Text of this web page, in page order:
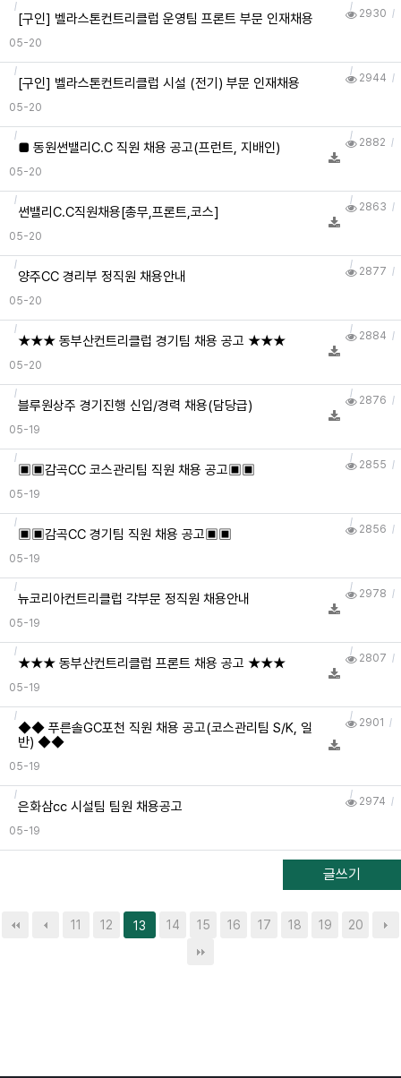
[구인] 벨라스톤컨트리클럽 운영팀 프론트 부문 인재채용
05-20
2930
[구인] 벨라스톤컨트리클럽 시설 (전기) 부문 인재채용
05-20
2944
■ 동원썬밸리C.C 직원 채용 공고(프런트, 지배인)
05-20
2882
썬밸리C.C직원채용[총무,프론트,코스]
05-20
2863
양주CC 경리부 정직원 채용안내
05-20
2877
★★★ 동부산컨트리클럽 경기팀 채용 공고 ★★★
05-20
2884
블루원상주 경기진행 신입/경력 채용(담당급)
05-19
2876
▣▣감곡CC 코스관리팀 직원 채용 공고▣▣
05-19
2855
▣▣감곡CC 경기팀 직원 채용 공고▣▣
05-19
2856
뉴코리아컨트리클럽 각부문 정직원 채용안내
05-19
2978
★★★ 동부산컨트리클럽 프론트 채용 공고 ★★★
05-19
2807
◆◆ 푸른솔GC포천 직원 채용 공고(코스관리팀 S/K, 일
반) ◆◆
05-19
2901
은화삼cc 시설팀 팀원 채용공고
05-19
2974
글쓰기
11 12 13 14 15 16 17 18 19 20